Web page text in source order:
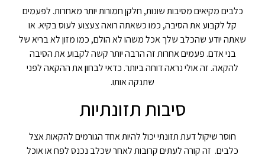
כלבים מקיאים מסיבות שונות, חלקן חמורות יותר מאחרות. לפעמים
קל לקבוע את הסיבה, כמו כשאתה רואה צעצוע לעוס בקיא. או
שאתה יודע שהכלב שלך אכל משהו לא הולם, כמו מזון לא בריא של
בני אדם. פעמים אחרות זה הרבה יותר קשה לקבוע את הסיבה
להקאה. זה אולי נראה דוחה ביותר. כדאי לבחון את ההקאה לפני
שתנקה אותו.
סיבות תזונתיות
חוסר שיקול דעת תזונתי יכול להיות אחד הגורמים להקאות אצל
כלבים. זה קורה לעתים קרובות לאחר שכלב נכנס לפח או אוכל